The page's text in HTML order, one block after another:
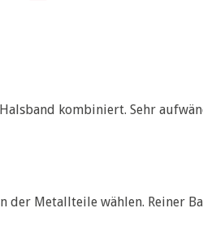
kombiniert. Sehr
der Metallteile wählen. Reiner